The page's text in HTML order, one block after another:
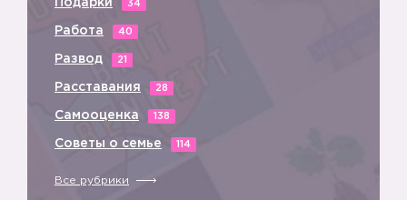
Подарки 34
Работа 40
Развод 21
Расставания 28
Самооценка 138
Советы о семье 114
Все рубрики